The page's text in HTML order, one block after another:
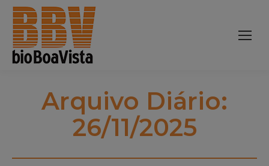
Arquivo Diário:
26/11/2025